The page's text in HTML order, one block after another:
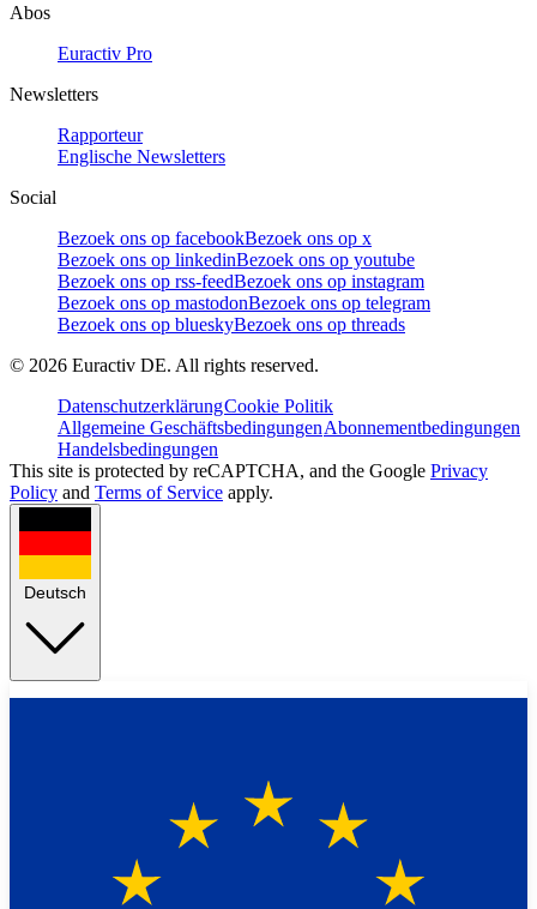
Abos
Euractiv Pro
Newsletters
Rapporteur
Englische Newsletters
Social
Bezoek ons op facebookBezoek ons op x
Bezoek ons op linkedinBezoek ons op youtube
Bezoek ons op rss-feedBezoek ons op instagram
Bezoek ons op mastodonBezoek ons op telegram
Bezoek ons op blueskyBezoek ons op threads
© 2026 Euractiv DE. All rights reserved.
DatenschutzerklärungCookie Politik
Allgemeine GeschäftsbedingungenAbonnementbedingungen
Handelsbedingungen
This site is protected by reCAPTCHA, and the Google Privacy
Policy and Terms of Service apply.
Deutsch